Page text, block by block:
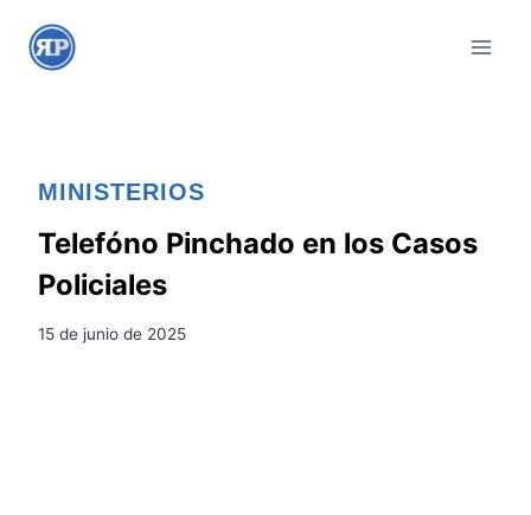
MINISTERIOS
Telefóno Pinchado en los Casos
Policiales
15 de junio de 2025